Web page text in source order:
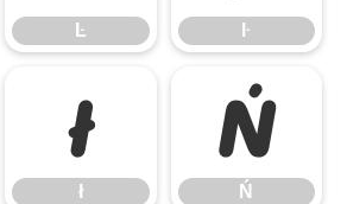
Ŀ ŀ
ł
ł
Ń
Ń